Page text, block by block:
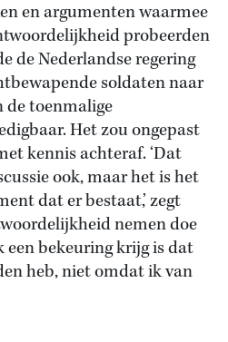
en argumenten waarmee
probeerden
de Nederlandse regering
soldaten naar
de toenmalige
Het zou ongepast
kennis achteraf. ‘Dat
ook, maar het is het
dat er bestaat,’ zegt
nemen doe
bekeuring krijg is dat
heb, niet omdat ik van